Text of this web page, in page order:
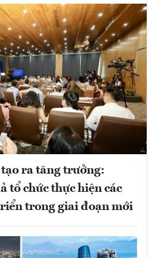
ra tăng trưởng:
tổ chức thực hiện các
trong giai đoạn mới